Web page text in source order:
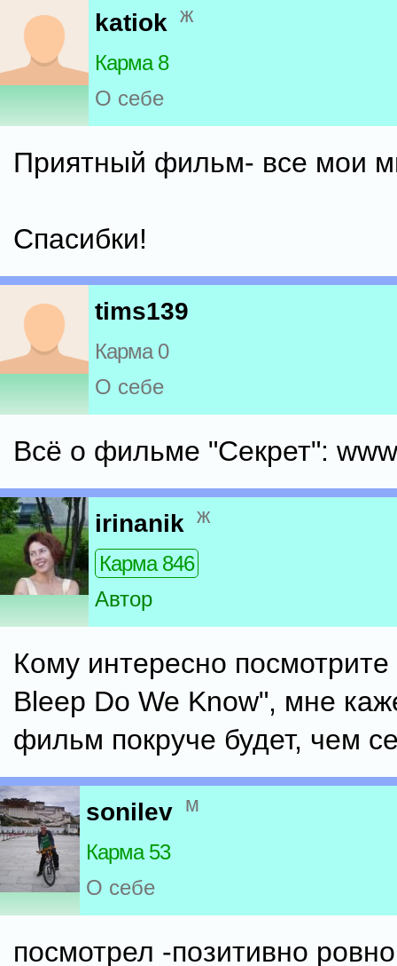
katiok ж
Карма 8
О себе
Приятный фильм- все мои
Спасибки!
tims139
Карма 0
О себе
Всё о фильме "Секрет":
irinanik ж
Карма 846
Автор
Кому интересно
Bleep Do We Know", мне
фильм покруче будет, чем
sonilev м
Карма 53
О себе
посмотрел -позитивно